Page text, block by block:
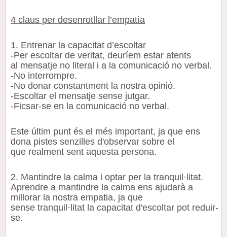
4 claus per desenrotllar l’empatía
1. Entrenar la capacitat d’escoltar
-Per escoltar de veritat, deuríem estar atents
al mensatje no literal i a la comunicació no verbal.
-No interrompre.
-No donar constantment la nostra opinió.
-Escoltar el mensatje sense jutgar.
-Ficsar-se en la comunicació no verbal.
Este últim punt és el més important, ja que ens
dona pistes senzilles d'observar sobre el
que realment sent aquesta persona.
2. Mantindre la calma i optar per la tranquil·litat.
Aprendre a mantindre la calma ens ajudarà a
millorar la nostra empatia, ja que
sense tranquil·litat la capacitat d'escoltar pot reduir-
se.